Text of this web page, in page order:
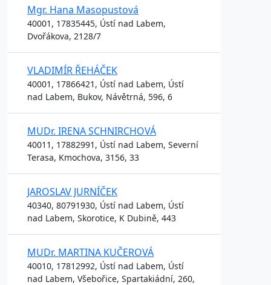
Mgr. Hana Masopustová
40001, 17835445, Ústí nad Labem,
Dvořákova, 2128/7
VLADIMÍR ŘEHÁČEK
40001, 17866421, Ústí nad Labem, Ústí
nad Labem, Bukov, Návětrná, 596, 6
MUDr. IRENA SCHNIRCHOVÁ
40011, 17882991, Ústí nad Labem, Severní
Terasa, Kmochova, 3156, 33
JAROSLAV JURNÍČEK
40340, 80791930, Ústí nad Labem, Ústí
nad Labem, Skorotice, K Dubině, 443
MUDr. MARTINA KUČEROVÁ
40010, 17812992, Ústí nad Labem, Ústí
nad Labem, Všebořice, Spartakiádní, 260,